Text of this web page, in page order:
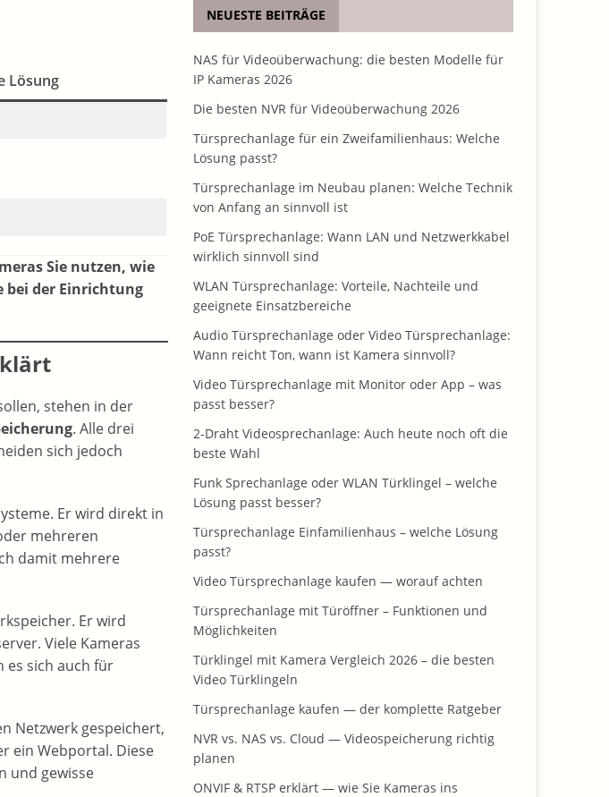
Lösung
Sie nutzen, wie
bei der Einrichtung
stehen in der
. Alle drei
sich jedoch
Er wird direkt in
mehreren
damit mehrere
Er wird
Viele Kameras
es sich auch für
Netzwerk gespeichert,
ein Webportal. Diese
und gewisse
NEUESTE BEITRÄGE
NAS für Videoüberwachung: die besten Modelle für
IP Kameras 2026
Die besten NVR für Videoüberwachung 2026
Türsprechanlage für ein Zweifamilienhaus: Welche
Lösung passt?
Türsprechanlage im Neubau planen: Welche Technik
von Anfang an sinnvoll ist
PoE Türsprechanlage: Wann LAN und Netzwerkkabel
wirklich sinnvoll sind
WLAN Türsprechanlage: Vorteile, Nachteile und
geeignete Einsatzbereiche
Audio Türsprechanlage oder Video Türsprechanlage:
Wann reicht Ton, wann ist Kamera sinnvoll?
Video Türsprechanlage mit Monitor oder App – was
passt besser?
2-Draht Videosprechanlage: Auch heute noch oft die
beste Wahl
Funk Sprechanlage oder WLAN Türklingel – welche
Lösung passt besser?
Türsprechanlage Einfamilienhaus – welche Lösung
passt?
Video Türsprechanlage kaufen — worauf achten
Türsprechanlage mit Türöffner – Funktionen und
Möglichkeiten
Türklingel mit Kamera Vergleich 2026 – die besten
Video Türklingeln
Türsprechanlage kaufen — der komplette Ratgeber
NVR vs. NAS vs. Cloud — Videospeicherung richtig
planen
ONVIF & RTSP erklärt — wie Sie Kameras ins